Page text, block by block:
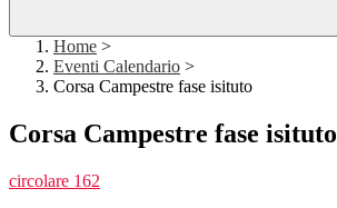
Home >
Eventi Calendario >
Corsa Campestre fase isituto
Corsa Campestre fase isituto
circolare 162